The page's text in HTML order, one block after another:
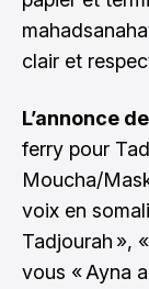
clair et
L’annonce
ferry pour
Moucha/
voix en
Tadjourah »,
vous « Ayna